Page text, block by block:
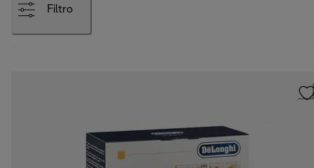
Filtro